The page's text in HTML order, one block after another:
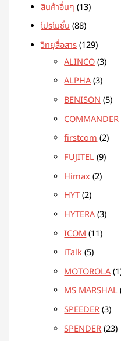
สินค้าอื่นๆ 13
โปรโมชั่น 88
วิทยุสื่อสาร 129
ALINCO 3
ALPHA 3
BENISON 5
COMMANDER
firstcom 2
FUJITEL 9
Himax 2
HYT 2
HYTERA 3
ICOM 11
iTalk 5
MOTOROLA 1
MS MARSHAL
SPEEDER 3
SPENDER 23